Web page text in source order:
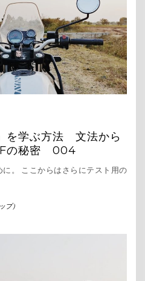
を学ぶ方法 文法から
の秘密 004
。 ここからはさらにテスト用の
プ）